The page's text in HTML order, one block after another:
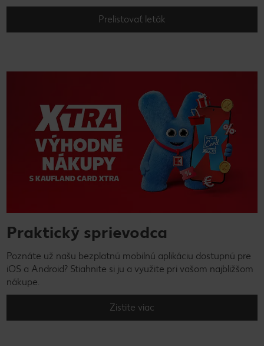
Prelistovať leták
Praktický sprievodca
Poznáte už našu bezplatnú mobilnú aplikáciu dostupnú pre
iOS a Android? Stiahnite si ju a využite pri vašom najbližšom
nákupe.
Zistite viac